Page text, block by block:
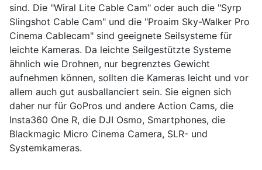
sind. Die "Wiral Lite Cable Cam" oder auch die "Syrp
Slingshot Cable Cam" und die "Proaim Sky-Walker Pro
Cinema Cablecam" sind geeignete Seilsysteme für
leichte Kameras. Da leichte Seilgestützte Systeme
ähnlich wie Drohnen, nur begrenztes Gewicht
aufnehmen können, sollten die Kameras leicht und vor
allem auch gut ausballanciert sein. Sie eignen sich
daher nur für GoPros und andere Action Cams, die
Insta360 One R, die DJI Osmo, Smartphones, die
Blackmagic Micro Cinema Camera, SLR- und
Systemkameras.